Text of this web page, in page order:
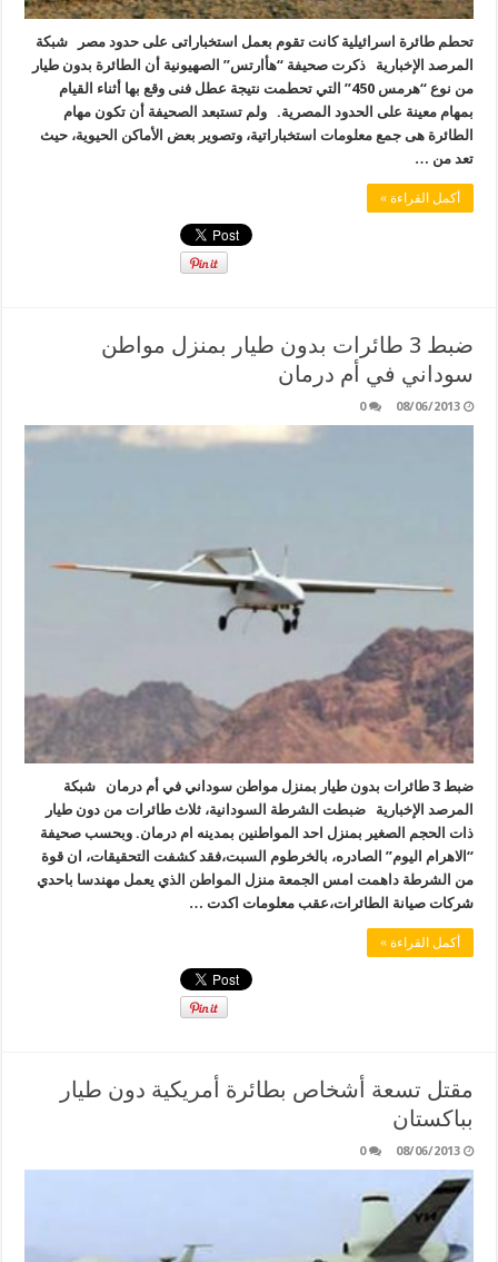
تحطم طائرة اسرائيلية كانت تقوم بعمل استخباراتى على حدود مصر شبكة
المرصد الإخبارية ذكرت صحيفة “هأارتس” الصهيونية أن الطائرة بدون طيار
من نوع “هرمس 450” التي تحطمت نتيجة عطل فنى وقع بها أثناء القيام
بمهام معينة على الحدود المصرية. ولم تستبعد الصحيفة أن تكون مهام
الطائرة هى جمع معلومات استخباراتية، وتصوير بعض الأماكن الحيوية، حيث
تعد من …
أكمل القراءة »
ضبط 3 طائرات بدون طيار بمنزل مواطن
سوداني في أم درمان
08/06/2013
0
ضبط 3 طائرات بدون طيار بمنزل مواطن سوداني في أم درمان شبكة
المرصد الإخبارية ضبطت الشرطة السودانية، ثلاث طائرات من دون طيار
ذات الحجم الصغير بمنزل احد المواطنين بمدينه ام درمان. وبحسب صحيفة
“الاهرام اليوم” الصادره، بالخرطوم السبت،فقد كشفت التحقيقات، ان قوة
من الشرطة داهمت امس الجمعة منزل المواطن الذي يعمل مهندسا باحدي
شركات صيانة الطائرات،عقب معلومات اكدت …
أكمل القراءة »
مقتل تسعة أشخاص بطائرة أمريكية دون طيار
بباكستان
08/06/2013
0